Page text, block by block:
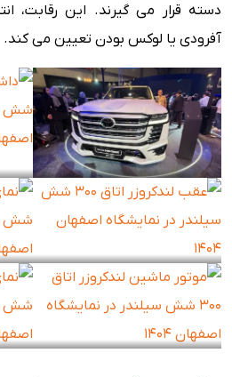
دسته قرار می گیرند. این رقابت،
آفرودی یا لوکس بودن تعیین می کند.